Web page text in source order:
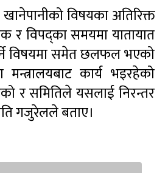
विषयका अतिरिक्त
र विपद्का समयमा यातायात
विषयमा समेत छलफल भएको
कार्य भइरहेको
र समितिले यसलाई निरन्तर
गजुरेलले बताए।